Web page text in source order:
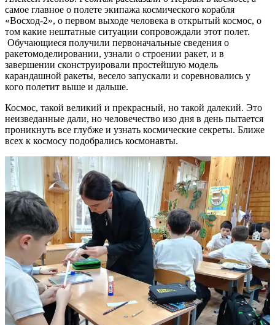
самое главное о полете экипажа космического корабля
«Восход-2», о первом выходе человека в открытый космос, о
том какие нештатные ситуации сопровождали этот полет.
Обучающиеся получили первоначальные сведения о
ракетомоделировании, узнали о строении ракет, и в
завершении сконструировали простейшую модель
карандашной ракеты, весело запускали и соревновались у
кого полетит выше и дальше.
Космос, такой великий и прекрасный, но такой далекий. Это
неизведанные дали, но человечество изо дня в день пытается
проникнуть все глубже и узнать космические секреты. Ближе
всех к космосу подобрались космонавты.